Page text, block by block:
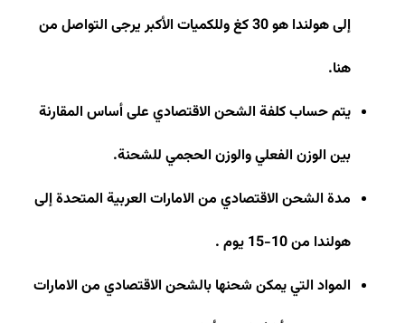
إلى هولندا هو 30 كغ وللكميات الأكبر يرجى التواصل من
هنا.
يتم حساب كلفة الشحن الاقتصادي على أساس المقارنة
بين الوزن الفعلي والوزن الحجمي للشحنة.
مدة الشحن الاقتصادي من الامارات العربية المتحدة إلى
هولندا من 10-15 يوم
.
المواد التي يمكن شحنها بالشحن الاقتصادي من الامارات